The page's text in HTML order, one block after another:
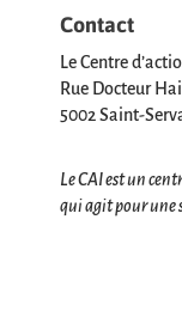
Contact
Le Centre
Rue Docteur
5002 Saint-
Le CAI est un
qui agit pour une